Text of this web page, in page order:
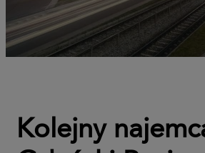
Kolejny